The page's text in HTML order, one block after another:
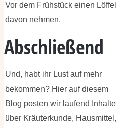
Vor dem Frühstück einen Löffel
davon nehmen.
Abschließend
Und, habt ihr Lust auf mehr
bekommen? Hier auf diesem
Blog posten wir laufend Inhalte
über Kräuterkunde, Hausmittel,